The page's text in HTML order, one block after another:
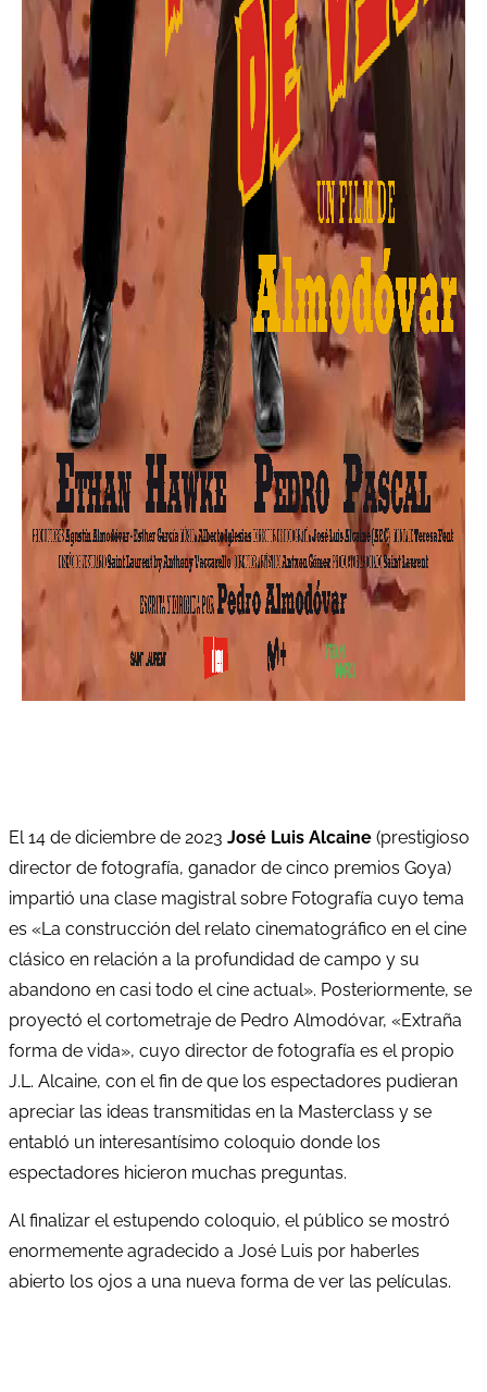
El 14 de diciembre de 2023 José Luis Alcaine (prestigioso
director de fotografía, ganador de cinco premios Goya)
impartió una clase magistral sobre Fotografía cuyo tema
es «La construcción del relato cinematográfico en el cine
clásico en relación a la profundidad de campo y su
abandono en casi todo el cine actual». Posteriormente, se
proyectó el cortometraje de Pedro Almodóvar, «Extraña
forma de vida», cuyo director de fotografía es el propio
J.L. Alcaine, con el fin de que los espectadores pudieran
apreciar las ideas transmitidas en la Masterclass y se
entabló un interesantísimo coloquio donde los
espectadores hicieron muchas preguntas.
Al finalizar el estupendo coloquio, el público se mostró
enormemente agradecido a José Luis por haberles
abierto los ojos a una nueva forma de ver las películas.